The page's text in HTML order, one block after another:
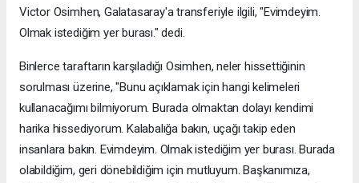
Victor Osimhen, Galatasaray'a transferiyle ilgili, "Evimdeyim.
Olmak istediğim yer burası." dedi.
Binlerce taraftarın karşıladığı Osimhen, neler hissettiğinin
sorulması üzerine, "Bunu açıklamak için hangi kelimeleri
kullanacağımı bilmiyorum. Burada olmaktan dolayı kendimi
harika hissediyorum. Kalabalığa bakın, uçağı takip eden
insanlara bakın. Evimdeyim. Olmak istediğim yer burası. Burada
olabildiğim, geri dönebildiğim için mutluyum. Başkanımıza,